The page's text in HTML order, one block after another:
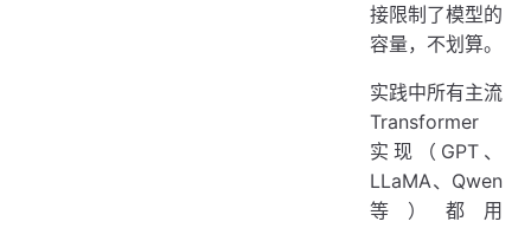
接限制了模型的
容量，不划算。
实践中所有主流
Transformer
实现（GPT、
LLaMA、Qwen
等）都用